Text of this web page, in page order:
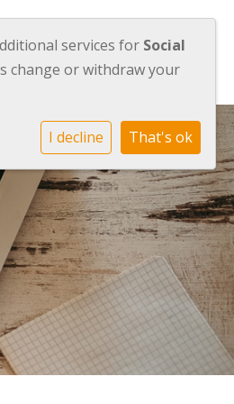
Contactservices for Social
change or withdraw your
I decline That's ok